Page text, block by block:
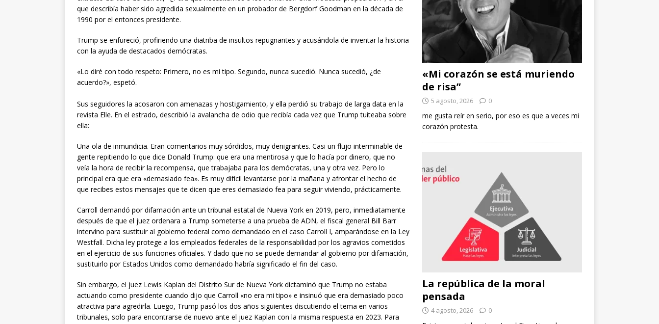
que describía haber sido agredida sexualmente en un probador de Bergdorf Goodman en la década de
1990 por el entonces presidente.
Trump se enfureció, profiriendo una diatriba de insultos repugnantes y acusándola de inventar la historia
con la ayuda de destacados demócratas.
«Lo diré con todo respeto: Primero, no es mi tipo. Segundo, nunca sucedió. Nunca sucedió, ¿de
acuerdo?», espetó.
Sus seguidores la acosaron con amenazas y hostigamiento, y ella perdió su trabajo de larga data en la
revista Elle. En el estrado, describió la avalancha de odio que recibía cada vez que Trump tuiteaba sobre
ella:
Una ola de inmundicia. Eran comentarios muy sórdidos, muy denigrantes. Casi un flujo interminable de
gente repitiendo lo que dice Donald Trump: que era una mentirosa y que lo hacía por dinero, que no
veía la hora de recibir la recompensa, que trabajaba para los demócratas, una y otra vez. Pero lo
principal era que era «demasiado fea». Es muy difícil levantarse por la mañana y afrontar el hecho de
que recibes estos mensajes que te dicen que eres demasiado fea para seguir viviendo, prácticamente.
Carroll demandó por difamación ante un tribunal estatal de Nueva York en 2019, pero, inmediatamente
después de que el juez ordenara a Trump someterse a una prueba de ADN, el fiscal general Bill Barr
intervino para sustituir al gobierno federal como demandado en el caso Carroll I, amparándose en la Ley
Westfall. Dicha ley protege a los empleados federales de la responsabilidad por los agravios cometidos
en el ejercicio de sus funciones oficiales. Y dado que no se puede demandar al gobierno por difamación,
sustituirlo por Estados Unidos como demandado habría significado el fin del caso.
Sin embargo, el juez Lewis Kaplan del Distrito Sur de Nueva York dictaminó que Trump no estaba
actuando como presidente cuando dijo que Carroll «no era mi tipo» e insinuó que era demasiado poco
atractiva para agredirla. Luego, Trump pasó los dos años siguientes discutiendo el tema en varios
tribunales, solo para encontrarse de nuevo ante el juez Kaplan con la misma respuesta en 2023. Para
«Mi corazón se está muriendo
de risa”
5 agosto, 2026 0
me gusta reír en serio, por eso es que a veces mi
corazón protesta.
La república de la moral
pensada
4 agosto, 2026 0